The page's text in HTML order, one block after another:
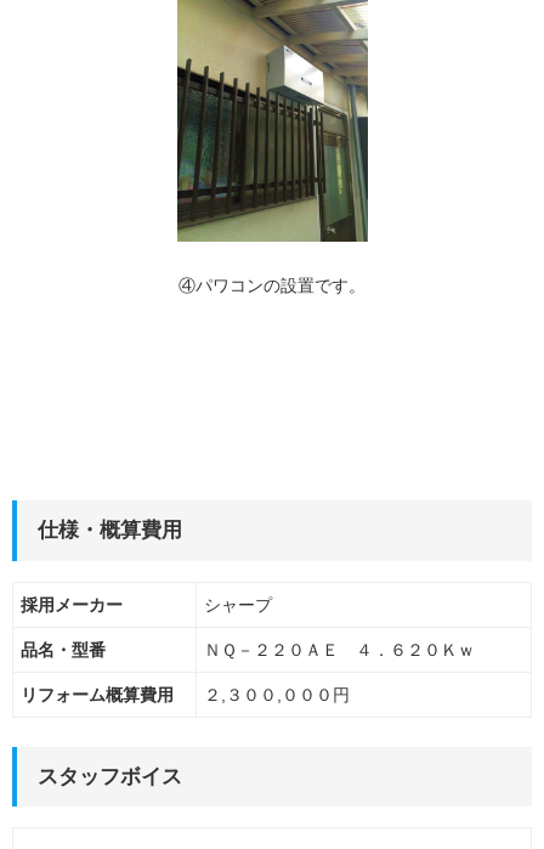
④パワコンの設置です。
仕様・概算費用
採用メーカー シャープ
品名・型番 ＮＱ－２２０ＡＥ ４．６２０Ｋｗ
リフォーム概算費用 ２,３００,０００円
スタッフボイス